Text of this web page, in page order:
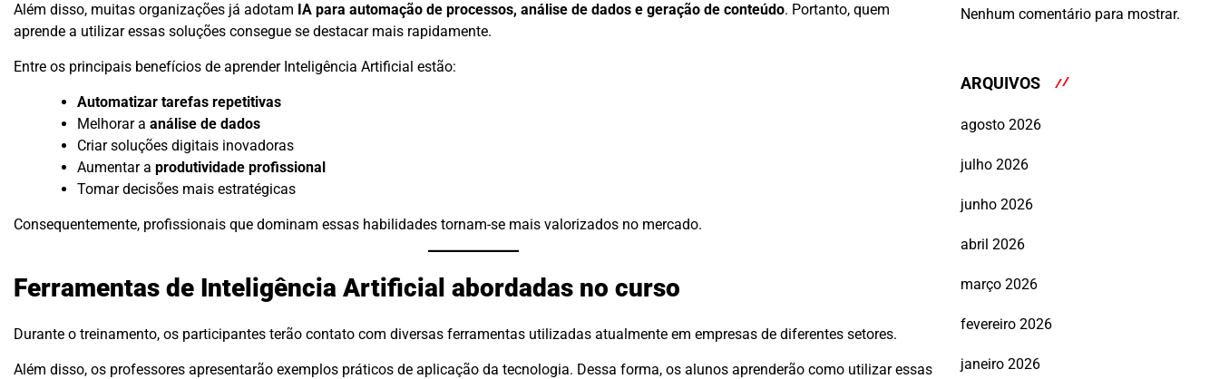
Além disso, muitas organizações já adotam IA para automação de processos, análise de dados e geração de conteúdo. Portanto, quem
aprende a utilizar essas soluções consegue se destacar mais rapidamente.
Entre os principais benefícios de aprender Inteligência Artificial estão:
Automatizar tarefas repetitivas
Melhorar a análise de dados
Criar soluções digitais inovadoras
Aumentar a produtividade profissional
Tomar decisões mais estratégicas
Consequentemente, profissionais que dominam essas habilidades tornam-se mais valorizados no mercado.
Ferramentas de Inteligência Artificial abordadas no curso
Durante o treinamento, os participantes terão contato com diversas ferramentas utilizadas atualmente em empresas de diferentes setores.
Além disso, os professores apresentarão exemplos práticos de aplicação da tecnologia. Dessa forma, os alunos aprenderão como utilizar essas
Nenhum comentário para mostrar.
ARQUIVOS
agosto 2026
julho 2026
junho 2026
abril 2026
março 2026
fevereiro 2026
janeiro 2026